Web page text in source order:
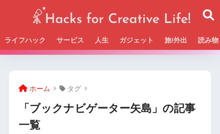
ライフハック サービス 人生 ガジェット 旅/外出 読み物
Beckの活動＆SNSまとめはこちら
ホーム タグ
「ブックナビゲーター矢島」の記事
一覧